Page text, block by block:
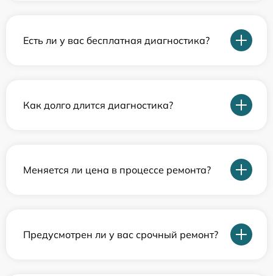
Есть ли у вас бесплатная диагностика?
Как долго длится диагностика?
Меняется ли цена в процессе ремонта?
Предусмотрен ли у вас срочный ремонт?